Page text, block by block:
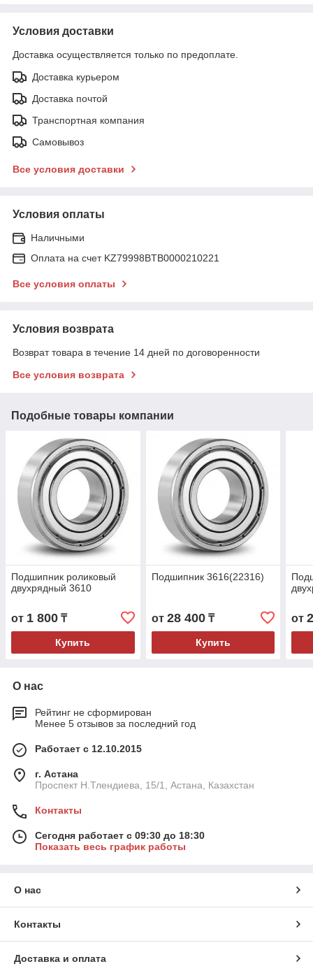
Условия доставки
Доставка осуществляется только по предоплате.
Доставка курьером
Доставка почтой
Транспортная компания
Самовывоз
Все условия доставки
Условия оплаты
Наличными
Оплата на счет KZ79998BTB0000210221
Все условия оплаты
Условия возврата
Возврат товара в течение 14 дней по договоренности
Все условия возврата
Подобные товары компании
Подшипник роликовый
двухрядный 3610
от 1 800 ₸
Купить
Подшипник 3616(22316)
от 28 400₸
Купить
от
О нас
Рейтинг не сформирован
Менее 5 отзывов за последний год
Работает с 12.10.2015
г. Астана
Проспект Н.Тлендиева, 15/1, Астана, Казахстан
Контакты
Сегодня работает с 09:30 до 18:30
Показать весь график работы
О нас
Контакты
Доставка и оплата